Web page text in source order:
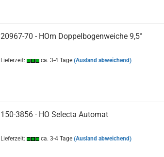
20967-70 - HOm Doppelbogenweiche 9,5°
Lieferzeit: ca. 3-4 Tage (Ausland abweichend)
150-3856 - HO Selecta Automat
Lieferzeit: ca. 3-4 Tage (Ausland abweichend)